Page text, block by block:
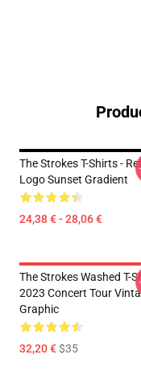
The Strokes T-Shirts -
Logo Sunset Gradient
24,38 € - 28,06 €
The Strokes Washed T-
2023 Concert Tour
Graphic
32,20 €$35